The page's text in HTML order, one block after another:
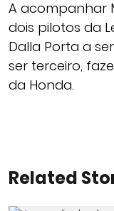
A acompanhar
dois pilotos da
Dalla Porta a
ser terceiro,
da Honda.
Related